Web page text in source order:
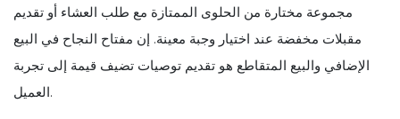
مجموعة مختارة من الحلوى الممتازة مع طلب العشاء أو تقديم
مقبلات مخفضة عند اختيار وجبة معينة. إن مفتاح النجاح في البيع
الإضافي والبيع المتقاطع هو تقديم توصيات تضيف قيمة إلى تجربة
العميل.